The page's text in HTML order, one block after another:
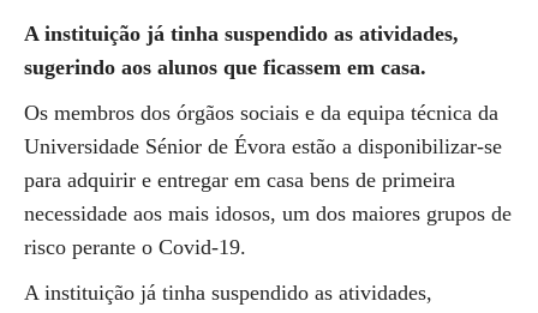
A instituição já tinha suspendido as atividades,
sugerindo aos alunos que ficassem em casa.
Os membros dos órgãos sociais e da equipa técnica da
Universidade Sénior de Évora estão a disponibilizar-se
para adquirir e entregar em casa bens de primeira
necessidade aos mais idosos, um dos maiores grupos de
risco perante o Covid-19.
A instituição já tinha suspendido as atividades,